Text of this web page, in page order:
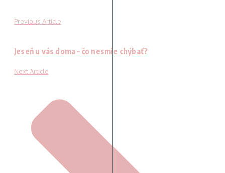
Previous Article
Jeseň u vás doma – čo nesmie chýbať?
Next Article